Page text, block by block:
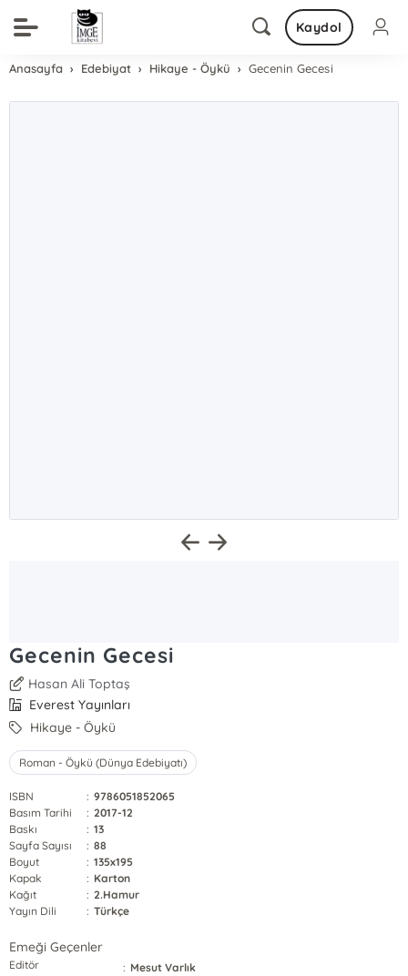
Kaydol
Anasayfa Edebiyat Hikaye - Öykü Gecenin Gecesi
Gecenin Gecesi
Hasan Ali Toptaş
Everest Yayınları
Hikaye - Öykü
Roman - Öykü (Dünya Edebiyatı)
ISBN : 9786051852065
Basım Tarihi
: 2017-12
Baskı
: 13
Sayfa Sayısı
: 88
Boyut
: 135x195
Kapak
: Karton
Kağıt
: 2.Hamur
Yayın Dili
: Türkçe
Emeği Geçenler
Editör : Mesut Varlık